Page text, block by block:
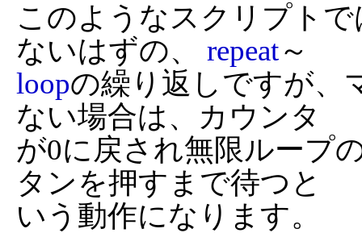
このようなスクリプト
ないはずの、 repeat
loopの繰り返しですが、
ない場合は、カウンタ
が0に戻され無限ループ
タンを押すまで待つと
いう動作になります。